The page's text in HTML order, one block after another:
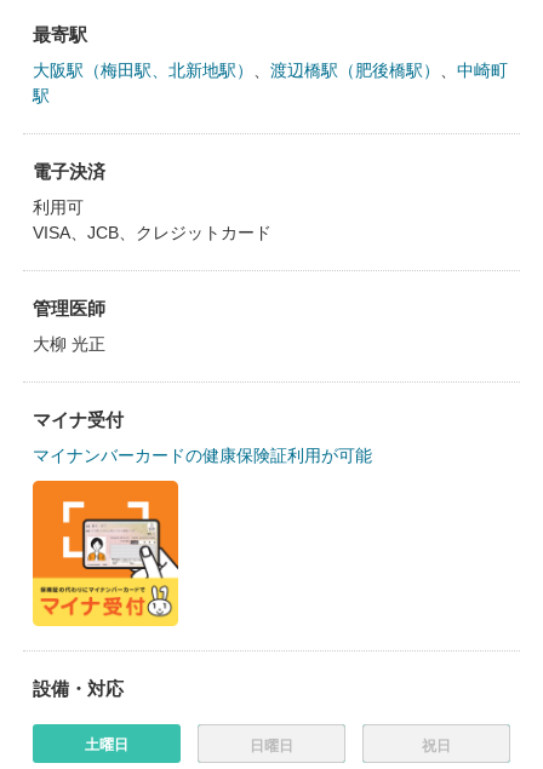
最寄駅
大阪駅（梅田駅、北新地駅） 渡辺橋駅（肥後橋駅）
中崎町
駅
電子決済
利用可
VISA、JCB、クレジットカード
管理医師
大柳 光正
マイナ受付
マイナンバーカードの健康保険証利用が可能
設備・対応
土曜日 日曜日 祝日